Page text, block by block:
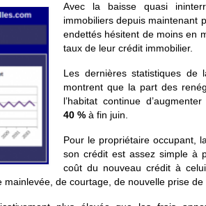
Avec la baisse quasi
immobiliers depuis maintenant
endettés hésitent de moins en
taux de leur crédit immobilier.
Les dernières statistiques de
montrent que la part des
l’habitat continue
40 % à fin juin.
Pour le propriétaire occupant,
son crédit est assez simple à
coût du nouveau crédit à
de courtage, de nouvelle prise